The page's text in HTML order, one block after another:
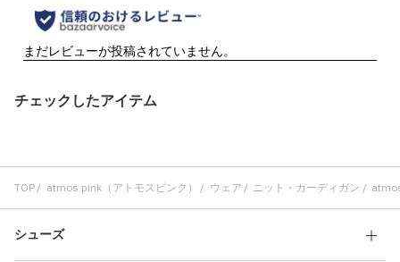
チェックしたアイテム
TOP atmos pink（アトモスピンク） ウェア ニット・カーディガン
シューズ